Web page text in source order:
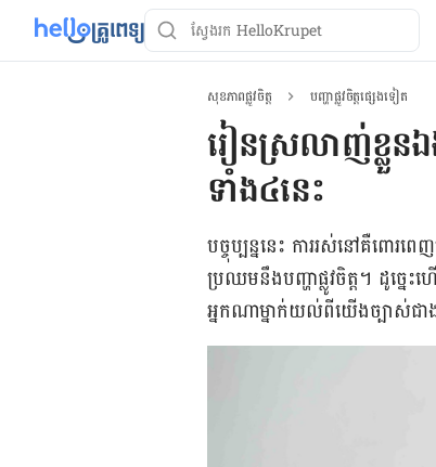
សុខភាពផ្លូវចិត្ត បញ្ហាផ្លូវចិត្តផ្សេងទៀត
រៀនស្រលាញ់ខ្លួនឯ
ទាំង៤នេះ​​​​​​​​​​​​​​​​​​​​​​​​​​​​​​​​​
បច្ចុប្បន្ន​នេះ ការ​រស់នៅ​គឺ​​ពោរ
ប្រឈម​នឹង​បញ្ហា​ផ្លូវ​ចិត្ត។ ដូច្នេ
អ្នក​ណា​ម្នាក់​យល់​ពី​យើង​ច្បាស់​ជ